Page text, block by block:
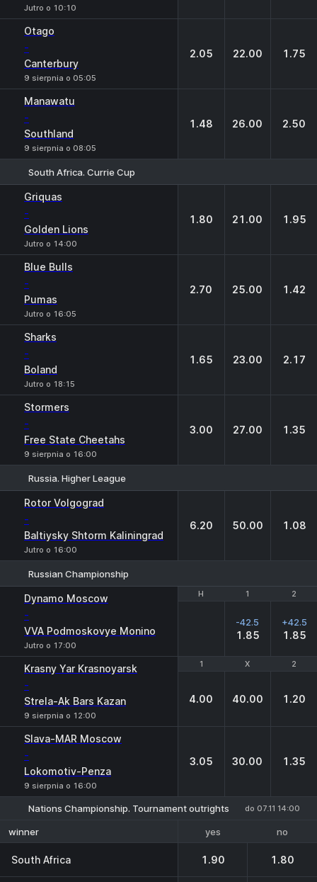
Jutro o 10:10
Otago
-
Canterbury
9 sierpnia o 05:05
2.05 22.00 1.75
Manawatu
-
Southland
9 sierpnia o 08:05
1.48 26.00 2.50
South Africa. Currie Cup
Griquas
-
Golden Lions
Jutro o 14:00
1.80 21.00 1.95
Blue Bulls
-
Pumas
Jutro o 16:05
2.70 25.00 1.42
Sharks
-
Boland
Jutro o 18:15
1.65 23.00 2.17
Stormers
-
Free State Cheetahs
9 sierpnia o 16:00
3.00 27.00 1.35
Russia. Higher League
Rotor Volgograd
-
Baltiysky Shtorm Kaliningrad
Jutro o 16:00
6.20 50.00 1.08
Russian Championship
H 1 2
Dynamo Moscow
-
VVA Podmoskovye Monino
Jutro o 17:00
H 1 2
-42.5
1.85
+42.5
1.85
1 X 2
Krasny Yar Krasnoyarsk
-
Strela-Ak Bars Kazan
9 sierpnia o 12:00
1 X 2
4.00 40.00 1.20
Slava-MAR Moscow
-
Lokomotiv-Penza
9 sierpnia o 16:00
3.05 30.00 1.35
Nations Championship. Tournament outrights do 07.11 14:00
winner yes no
South Africa 1.90 1.80